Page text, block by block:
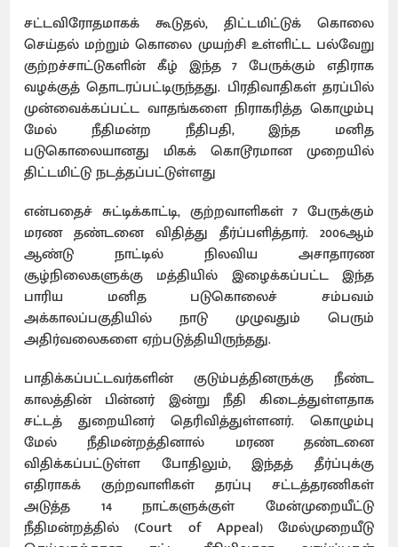
சட்டவிரோதமாகக் கூடுதல், திட்டமிட்டுக் கொலை
செய்தல் மற்றும் கொலை முயற்சி உள்ளிட்ட பல்வேறு
குற்றச்சாட்டுகளின் கீழ் இந்த 7 பேருக்கும் எதிராக
வழக்குத் தொடரப்பட்டிருந்தது. பிரதிவாதிகள் தரப்பில்
முன்வைக்கப்பட்ட வாதங்களை நிராகரித்த கொழும்பு
மேல் நீதிமன்ற நீதிபதி, இந்த மனித
படுகொலையானது மிகக் கொடூரமான முறையில்
திட்டமிட்டு நடத்தப்பட்டுள்ளது
என்பதைச் சுட்டிக்காட்டி, குற்றவாளிகள் 7 பேருக்கும்
மரண தண்டனை விதித்து தீர்ப்பளித்தார். 2006ஆம்
ஆண்டு நாட்டில் நிலவிய அசாதாரண
சூழ்நிலைகளுக்கு மத்தியில் இழைக்கப்பட்ட இந்த
பாரிய மனித படுகொலைச் சம்பவம்
அக்காலப்பகுதியில் நாடு முழுவதும் பெரும்
அதிர்வலைகளை ஏற்படுத்தியிருந்தது.
பாதிக்கப்பட்டவர்களின் குடும்பத்தினருக்கு நீண்ட
காலத்தின் பின்னர் இன்று நீதி கிடைத்துள்ளதாக
சட்டத் துறையினர் தெரிவித்துள்ளனர். கொழும்பு
மேல் நீதிமன்றத்தினால் மரண தண்டனை
விதிக்கப்பட்டுள்ள போதிலும், இந்தத் தீர்ப்புக்கு
எதிராகக் குற்றவாளிகள் தரப்பு சட்டத்தரணிகள்
அடுத்த 14 நாட்களுக்குள் மேன்முறையீட்டு
நீதிமன்றத்தில் (Court of Appeal) மேல்முறையீடு